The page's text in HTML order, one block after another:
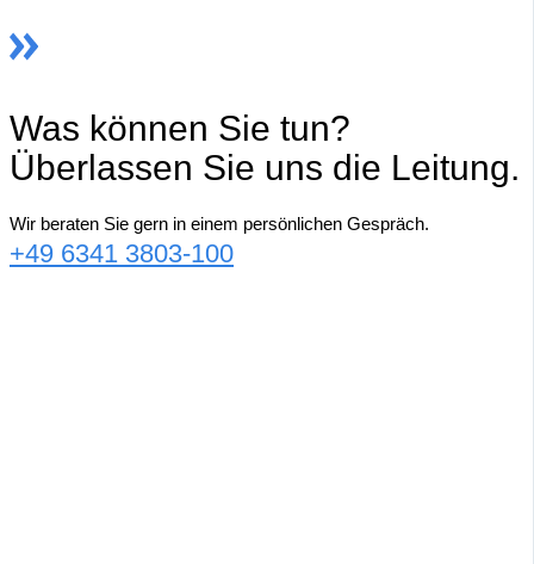
Was können Sie tun?
Überlassen Sie uns die Leitung.
Wir beraten Sie gern in einem persönlichen Gespräch.
+49 6341 3803-100